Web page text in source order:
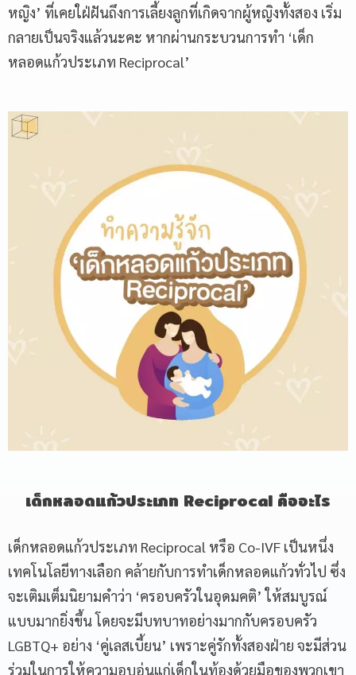
หญิง’ ที่เคยใฝ่ฝันถึงการเลี้ยงลูกที่เกิดจากผู้หญิงทั้งสอง เริ่ม
กลายเป็นจริงแล้วนะคะ หากผ่านกระบวนการทำ ‘เด็ก
หลอดแก้วประเภท Reciprocal’
เด็กหลอดแก้วประเภท Reciprocal คืออะไร
เด็กหลอดแก้วประเภท Reciprocal หรือ Co-IVF เป็นหนึ่ง
เทคโนโลยีทางเลือก คล้ายกับการทำเด็กหลอดแก้วทั่วไป ซึ่ง
จะเติมเต็มนิยามคำว่า ‘ครอบครัวในอุดมคติ’ ให้สมบูรณ์
แบบมากยิ่งขึ้น โดยจะมีบทบาทอย่างมากกับครอบครัว
LGBTQ+ อย่าง ‘คู่เลสเบี้ยน’ เพราะคู่รักทั้งสองฝ่าย จะมีส่วน
ร่วมในการให้ความอบอุ่นแก่เด็กในท้องด้วยมือของพวกเขา